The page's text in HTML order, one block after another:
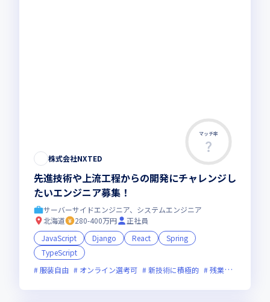
マッチ率
株式会社NXTED
先進技術や上流工程からの開発にチャレンジし
たいエンジニア募集！
サーバーサイドエンジニア、システムエンジニア
北海道
280-400万円
正社員
JavaScript
Django React
Spring
TypeScript
服装自由
オンライン選考可 新技術に積極的 残業月20時間未満